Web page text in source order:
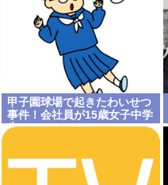
甲子園球場で起きたわいせつ
事件！会社員が15歳女子中学
生に・・